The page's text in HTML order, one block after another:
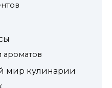
ароматов
мир кулинарии